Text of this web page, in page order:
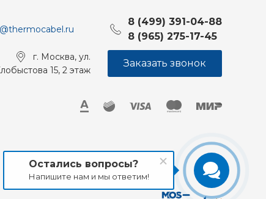
8 (499) 391-04-88
8 (965) 275-17-45
г. Москва, ул.
15, 2 этаж
Заказать звонок
Остались вопросы?
Напишите нам и мы ответим!